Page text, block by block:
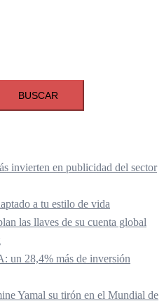
BUSCAR
invierten en publicidad del sector
a tu estilo de vida
las llaves de su cuenta global
un 28,4% más de inversión
Yamal su tirón en el Mundial de